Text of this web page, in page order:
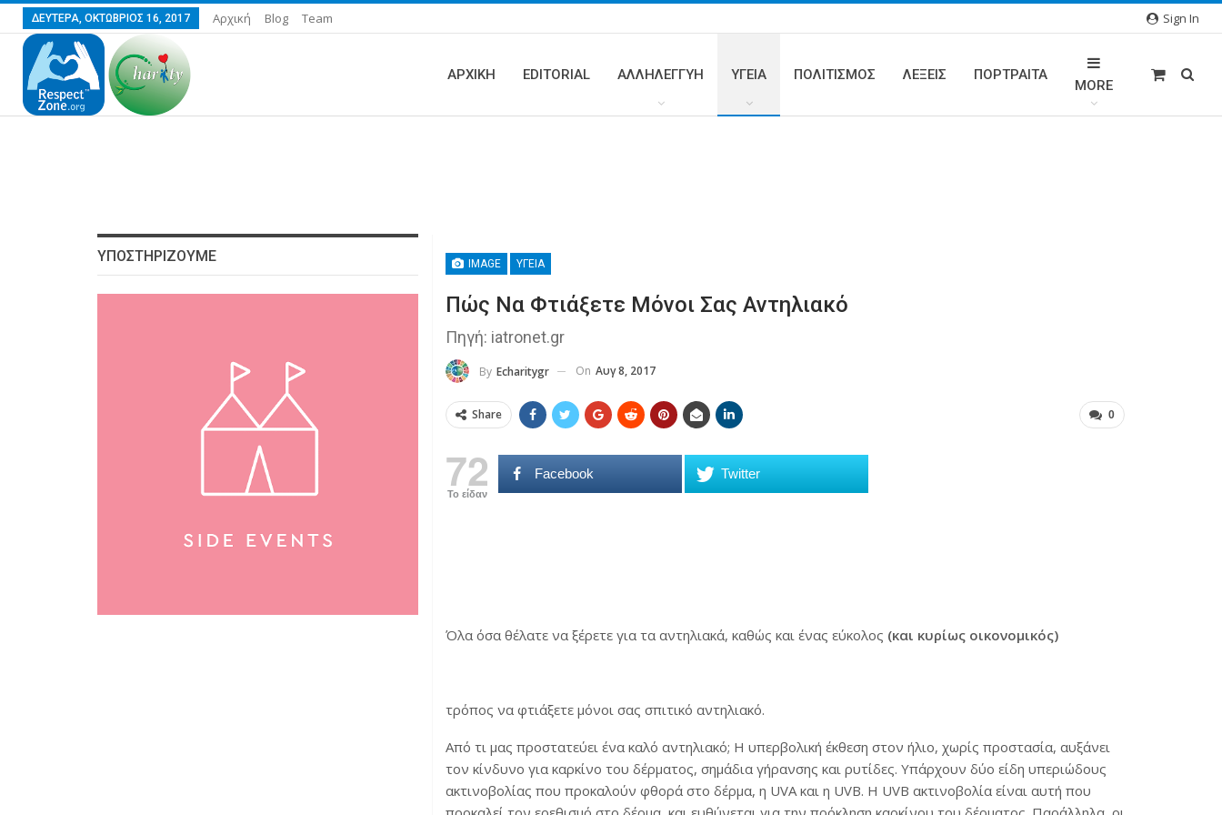
ΔΕΥΤΈΡΑ, ΟΚΤΏΒΡΙΟΣ 16, 2017 Αρχική Blog Team Sign In
ΑΡΧΙΚΗ EDITORIAL ΑΛΛΗΛΕΓΓΥΗ ΥΓΕΊΑ ΠΟΛΙΤΙΣΜΟΣ ΛΕΞΕΙΣ ΠΟΡΤΡΑΊΤΑ
MORE
IMAGE ΥΓΕΊΑ
Πώς Να Φτιάξετε Μόνοι Σας Αντηλιακό
Πηγή: iatronet.gr
By Echaritygr On Αυγ 8, 2017
Share 0
72
Το είδαν
Facebook Twitter
Όλα όσα θέλατε να ξέρετε για τα αντηλιακά, καθώς και ένας εύκολος (και κυρίως οικονομικός)
τρόπος να φτιάξετε μόνοι σας σπιτικό αντηλιακό.
Από τι μας προστατεύει ένα καλό αντηλιακό; Η υπερβολική έκθεση στον ήλιο, χωρίς προστασία, αυξάνει
τον κίνδυνο για καρκίνο του δέρματος, σημάδια γήρανσης και ρυτίδες. Υπάρχουν δύο είδη υπεριώδους
ακτινοβολίας που προκαλούν φθορά στο δέρμα, η UVA και η UVB. Η UVB ακτινοβολία είναι αυτή που
ΥΠΟΣΤΗΡΙΖΟΥΜΕ